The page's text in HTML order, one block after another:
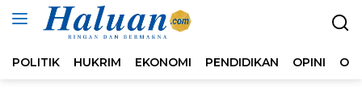
Langsung
POLITIK HUKRIM EKONOMI PENDIDIKAN OPINI